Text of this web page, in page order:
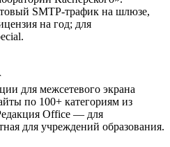
SMTP-трафик на шлюзе,
на год; для
для межсетевого экрана
по 100+ категориям из
Office — для
для учреждений образования.